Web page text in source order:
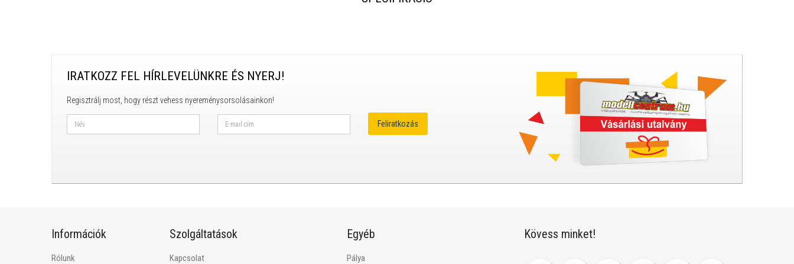
IRATKOZZ FEL HÍRLEVELÜNKRE ÉS NYERJ!
Regisztrálj most, hogy részt vehess nyereménysorsolásainkon!
Információk
Rólunk
Szolgáltatások
Kapcsolat
Egyéb
Pálya
Kövess minket!